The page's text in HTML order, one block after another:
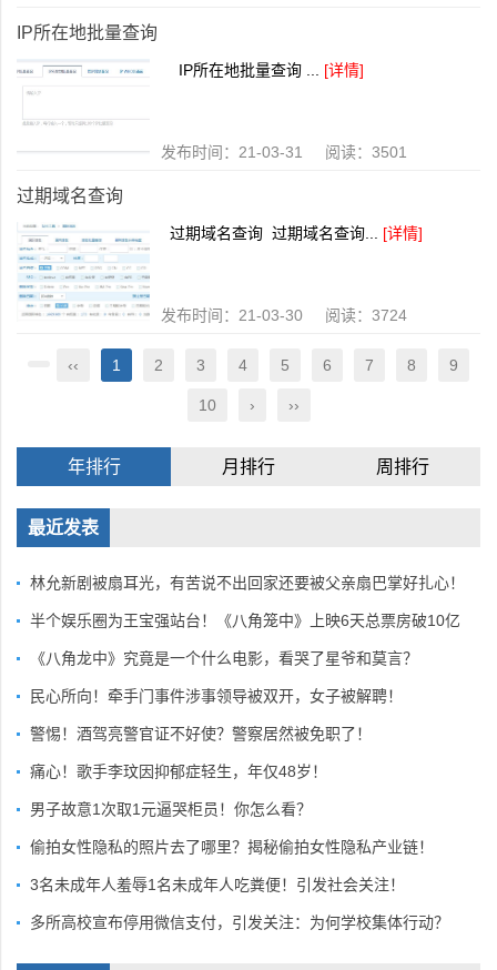
IP所在地批量查询
IP所在地批量查询 ... [详情]
发布时间：21-03-31 阅读：3501
过期域名查询
过期域名查询 过期域名查询... [详情]
发布时间：21-03-30 阅读：3724
‹‹ 1 2 3 4 5 6 7 8 9
10 › ››
年排行 月排行 周排行
最近发表
林允新剧被扇耳光，有苦说不出回家还要被父亲扇巴掌好扎心！
半个娱乐圈为王宝强站台！《八角笼中》上映6天总票房破10亿
《八角龙中》究竟是一个什么电影，看哭了星爷和莫言？
民心所向！牵手门事件涉事领导被双开，女子被解聘！
警惕！酒驾亮警官证不好使？警察居然被免职了！
痛心！歌手李玟因抑郁症轻生，年仅48岁！
男子故意1次取1元逼哭柜员！你怎么看？
偷拍女性隐私的照片去了哪里？揭秘偷拍女性隐私产业链！
3名未成年人羞辱1名未成年人吃粪便！引发社会关注！
多所高校宣布停用微信支付，引发关注：为何学校集体行动？